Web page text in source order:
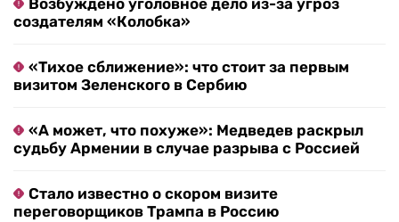
Возбуждено уголовное дело из-за угроз
создателям «Колобка»
«Тихое сближение»: что стоит за первым
визитом Зеленского в Сербию
«А может, что похуже»: Медведев раскрыл
судьбу Армении в случае разрыва с Россией
Стало известно о скором визите
переговорщиков Трампа в Россию